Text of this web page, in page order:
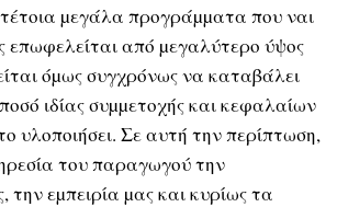
τέτοια µεγάλα προγράµµατα που ναι
επωφελείται από µεγαλύτερο ύψος
όµως συγχρόνως να καταβάλει
ιδίας συµµετοχής και κεφαλαίων
υλοποιήσει. Σε αυτή την περίπτωση,
του παραγωγού την
την εµπειρία µας και κυρίως τα